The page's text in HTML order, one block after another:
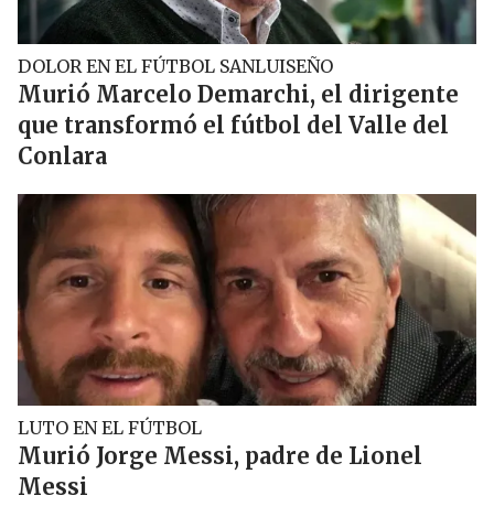
DOLOR EN EL FÚTBOL SANLUISEÑO
Murió Marcelo Demarchi, el dirigente
que transformó el fútbol del Valle del
Conlara
LUTO EN EL FÚTBOL
Murió Jorge Messi, padre de Lionel
Messi